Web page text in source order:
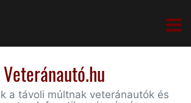
Veteránautó.hu
a távoli múltnak veteránautók és